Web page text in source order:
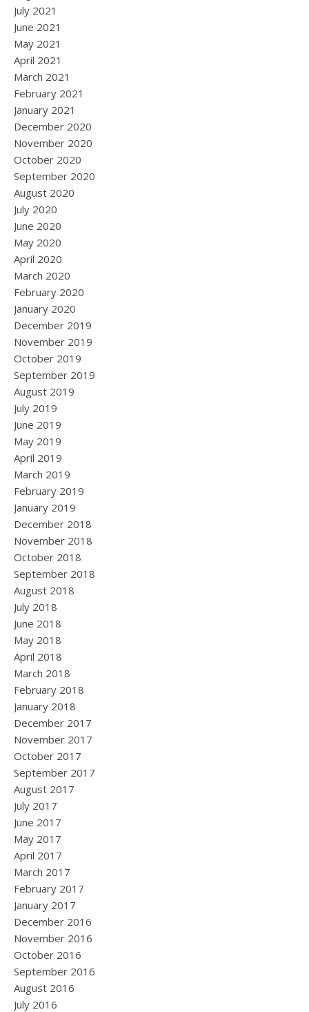
July 2021
June 2021
May 2021
April 2021
March 2021
February 2021
January 2021
December 2020
November 2020
October 2020
September 2020
August 2020
July 2020
June 2020
May 2020
April 2020
March 2020
February 2020
January 2020
December 2019
November 2019
October 2019
September 2019
August 2019
July 2019
June 2019
May 2019
April 2019
March 2019
February 2019
January 2019
December 2018
November 2018
October 2018
September 2018
August 2018
July 2018
June 2018
May 2018
April 2018
March 2018
February 2018
January 2018
December 2017
November 2017
October 2017
September 2017
August 2017
July 2017
June 2017
May 2017
April 2017
March 2017
February 2017
January 2017
December 2016
November 2016
October 2016
September 2016
August 2016
July 2016